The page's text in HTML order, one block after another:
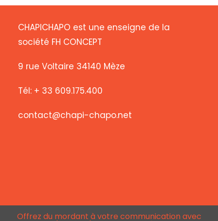
CHAPICHAPO est une enseigne de la
société FH CONCEPT
9 rue Voltaire 34140 Mèze
Tél: + 33 609.175.400
contact@chapi-chapo.net
Offrez du mordant à votre communication avec